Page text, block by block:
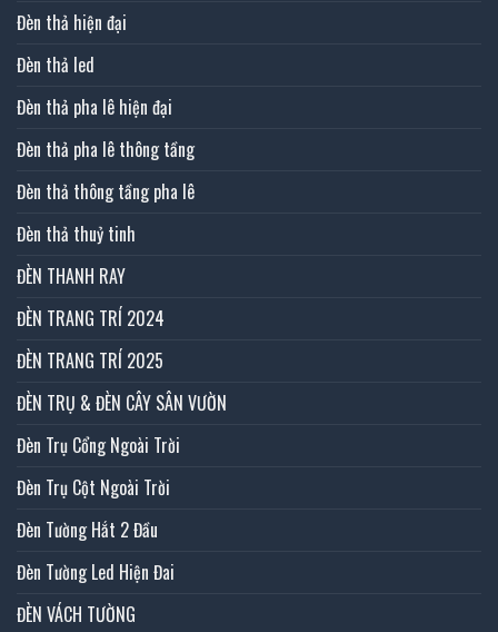
Đèn thả hiện đại
Đèn thả led
Đèn thả pha lê hiện đại
Đèn thả pha lê thông tầng
Đèn thả thông tầng pha lê
Đèn thả thuỷ tinh
ĐÈN THANH RAY
ĐÈN TRANG TRÍ 2024
ĐÈN TRANG TRÍ 2025
ĐÈN TRỤ & ĐÈN CÂY SÂN VƯỜN
Đèn Trụ Cổng Ngoài Trời
Đèn Trụ Cột Ngoài Trời
Đèn Tường Hắt 2 Đầu
Đèn Tường Led Hiện Đai
ĐÈN VÁCH TƯỜNG